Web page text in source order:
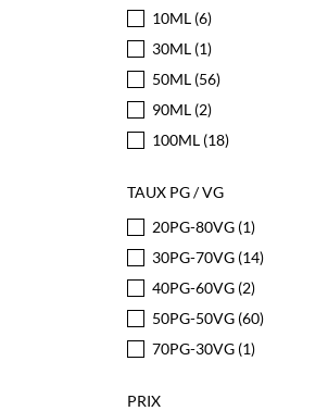
10ML (6)
30ML (1)
50ML (56)
90ML (2)
100ML (18)
TAUX PG / VG
20PG-80VG (1)
30PG-70VG (14)
40PG-60VG (2)
50PG-50VG (60)
70PG-30VG (1)
PRIX